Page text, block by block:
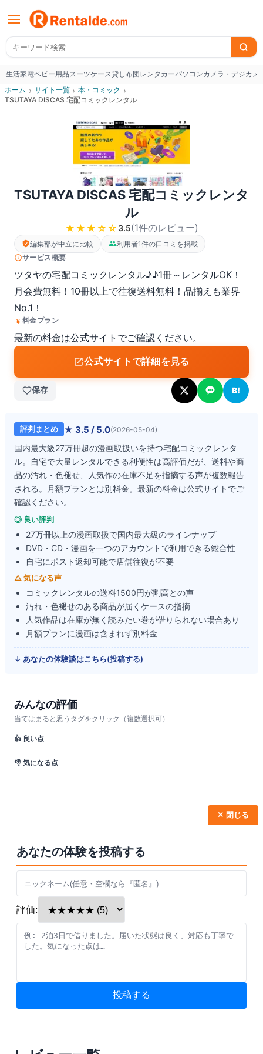
生活家電ベビー用品スーツケース貸し布団レンタカーパソコンカメラ・デジカメ
ホーム › サイト一覧 › 本・コミック ›
TSUTAYA DISCAS 宅配コミックレンタル
TSUTAYA DISCAS 宅配コミックレンタ
ル
★★★ ☆☆ 3.5(1件のレビュー)
編集部が中立に比較
利用者1件の口コミを掲載
サービス概要
ツタヤの宅配コミックレンタル♪♪1冊～レンタルOK！
月会費無料！10冊以上で往復送料無料！品揃えも業界
No.1！
料金プラン
最新の料金は公式サイトでご確認ください。
公式サイトで詳細を見る
保存 B!
評判まとめ ★ 3.5 / 5.0(2026-05-04)
国内最大級27万冊超の漫画取扱いを持つ宅配コミックレンタ
ル。自宅で大量レンタルできる利便性は高評価だが、送料や商
品の汚れ・色褪せ、人気作の在庫不足を指摘する声が複数報告
される。月額プランとは別料金。最新の料金は公式サイトでご
確認ください。
◎ 良い評判
27万冊以上の漫画取扱で国内最大級のラインナップ
DVD・CD・漫画を一つのアカウントで利用できる総合性
自宅にポスト返却可能で店舗往復が不要
△ 気になる声
コミックレンタルの送料1500円が割高との声
汚れ・色褪せのある商品が届くケースの指摘
人気作品は在庫が無く読みたい巻が借りられない場合あり
月額プランに漫画は含まれず別料金
↓ あなたの体験談はこちら(投稿する)
みんなの評価
当てはまると思うタグをクリック（複数選択可）
👍 良い点
👎 気になる点
✕ 閉じる
あなたの体験を投稿する
評価:
投稿する